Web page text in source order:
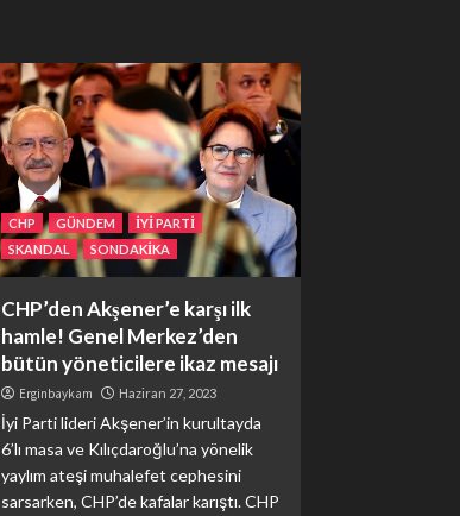
CHP GÜNDEM
İYİ PARTİ
SKANDAL
SONDAKİKA
CHP’den Akşener’e karşı ilk
hamle! Genel Merkez’den
bütün yöneticilere ikaz mesajı
Erginbaykam Haziran 27, 2023
İyi Parti lideri Akşener’in kurultayda
6’lı masa ve Kılıçdaroğlu’na yönelik
yaylım ateşi muhalefet cephesini
sarsarken, CHP’de kafalar karıştı. CHP